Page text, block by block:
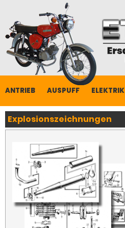
ANTRIEB AUSPUFF ELEKTRIK
Explosionszeichnungen